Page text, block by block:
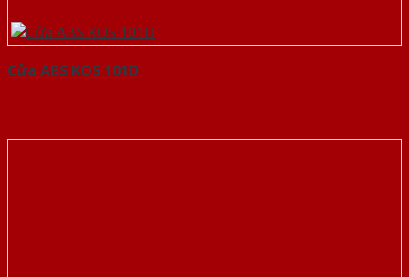
Cửa ABS KOS 101D